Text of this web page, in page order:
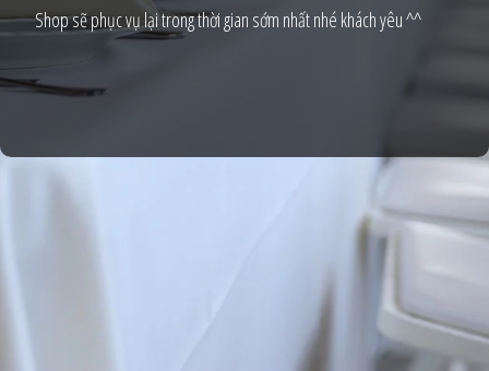
Shop sẽ phục vụ lại trong thời gian sớm nhất nhé khách yêu ^^